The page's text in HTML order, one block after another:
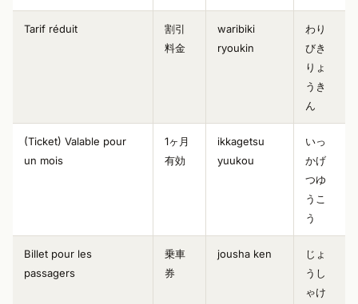
Tarif réduit
割引
料金
waribiki
ryoukin
わり
びき
りょ
うき
ん
(Ticket) Valable pour
un mois
1ヶ月
有効
ikkagetsu
yuukou
いっ
かげ
つゆ
うこ
う
Billet pour les
passagers
乗車
券
jousha ken
じょ
うし
ゃけ